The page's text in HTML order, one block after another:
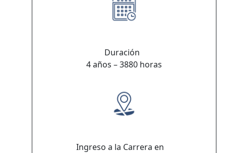
Duración
4 años – 3880 horas
Ingreso a la Carrera en